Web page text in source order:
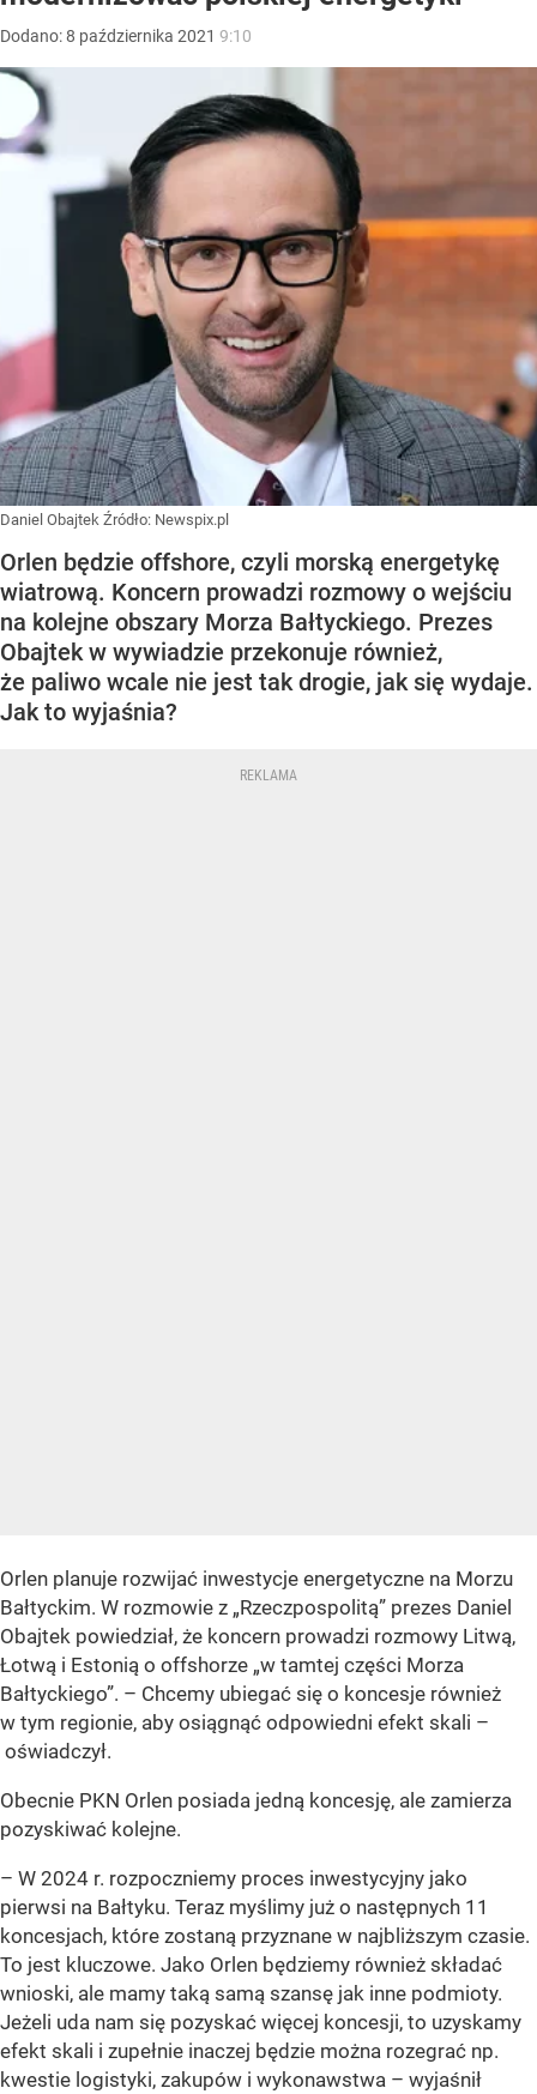
Dodano:8 października 2021 9:10
Daniel Obajtek Źródło: Newspix.pl
Orlen będzie offshore, czyli morską energetykę
wiatrową. Koncern prowadzi rozmowy o wejściu
na kolejne obszary Morza Bałtyckiego. Prezes
Obajtek w wywiadzie przekonuje również,
że paliwo wcale nie jest tak drogie, jak się wydaje.
Jak to wyjaśnia?
Orlen planuje rozwijać inwestycje energetyczne na Morzu
Bałtyckim. W rozmowie z „Rzeczpospolitą” prezes Daniel
Obajtek powiedział, że koncern prowadzi rozmowy Litwą,
Łotwą i Estonią o offshorze „w tamtej części Morza
Bałtyckiego”. – Chcemy ubiegać się o koncesje również
w tym regionie, aby osiągnąć odpowiedni efekt skali –
oświadczył.
Obecnie PKN Orlen posiada jedną koncesję, ale zamierza
pozyskiwać kolejne.
– W 2024 r. rozpoczniemy proces inwestycyjny jako
pierwsi na Bałtyku. Teraz myślimy już o następnych 11
koncesjach, które zostaną przyznane w najbliższym czasie.
To jest kluczowe. Jako Orlen będziemy również składać
wnioski, ale mamy taką samą szansę jak inne podmioty.
Jeżeli uda nam się pozyskać więcej koncesji, to uzyskamy
efekt skali i zupełnie inaczej będzie można rozegrać np.
kwestie logistyki, zakupów i wykonawstwa – wyjaśnił